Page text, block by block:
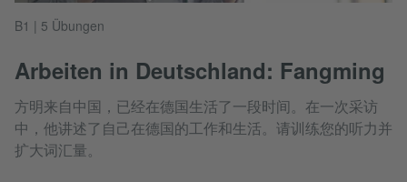
B1 | 5 Übungen
Arbeiten in Deutschland: Fangming
方明来自中国，已经在德国生活了一段时间。在一次采访
中，他讲述了自己在德国的工作和生活。请训练您的听力并
扩大词汇量。